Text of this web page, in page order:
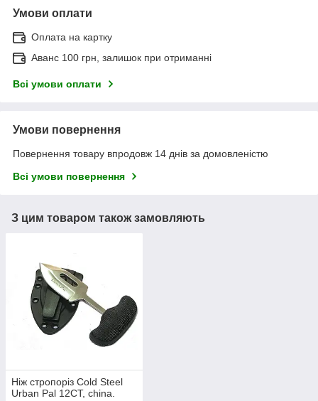
Умови оплати
Оплата на картку
Аванс 100 грн, залишок при отриманні
Всі умови оплати
Умови повернення
Повернення товару впродовж 14 днів за домовленістю
Всі умови повернення
З цим товаром також замовляють
Ніж стропоріз Cold Steel
Urban Pal 12CT, china.